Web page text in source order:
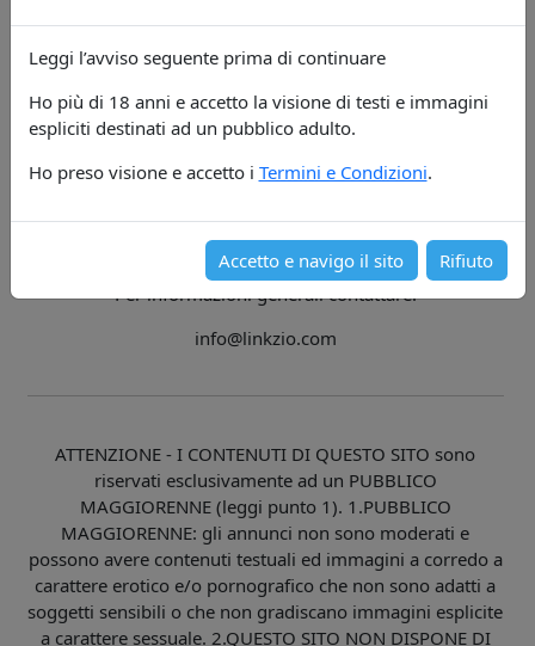
Leggi l’avviso seguente prima di continuare
Ho più di 18 anni e accetto la visione di testi e immagini
espliciti destinati ad un pubblico adulto.
Ho preso visione e accetto i Termini e Condizioni.
Accetto e navigo il sito Rifiuto
Segnala abuso Le segnalazioni di violazione della
proprietà intellettuale o di utilizzo indebito di immagini o
dati (ad esempio telefono, e-mail, nomi e indirizzi)
segnalare casi di contenuti ritenuti illeciti o abusi, è
possibile inviare una mail a
Per informazioni generali contattare:
info@linkzio.com
ATTENZIONE - I CONTENUTI DI QUESTO SITO sono
riservati esclusivamente ad un PUBBLICO
MAGGIORENNE (leggi punto 1). 1.PUBBLICO
MAGGIORENNE: gli annunci non sono moderati e
possono avere contenuti testuali ed immagini a corredo a
carattere erotico e/o pornografico che non sono adatti a
soggetti sensibili o che non gradiscano immagini esplicite
a carattere sessuale. 2.QUESTO SITO NON DISPONE DI